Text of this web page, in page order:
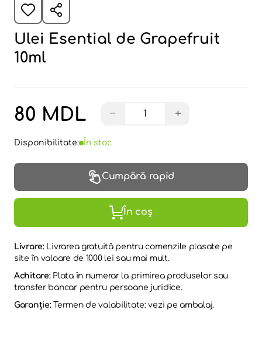
Ulei Esential de Grapefruit
10ml
80 MDL − +
Disponibilitate: În stoc
Cumpără rapid
În coș
Livrare: Livrarea gratuită pentru comenzile plasate pe
site în valoare de 1000 lei sau mai mult.
Achitare: Plata în numerar la primirea produselor sau
transfer bancar pentru persoane juridice.
Garanție:Termen de valabilitate: vezi pe ambalaj.